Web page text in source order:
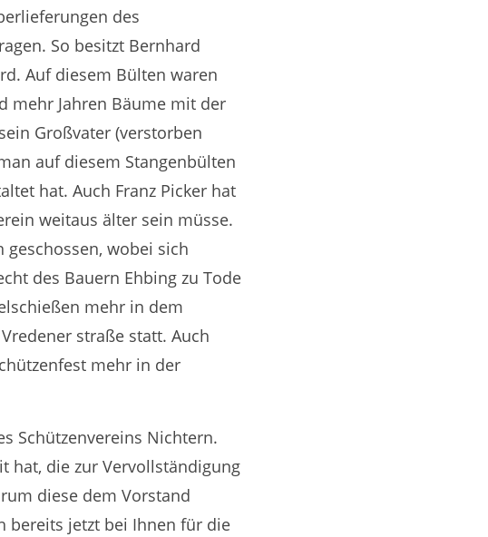
des
So besitzt Bernhard
Auf diesem Bülten waren
mehr Jahren Bäume mit der
Großvater (verstorben
auf diesem Stangenbülten
hat. Auch Franz Picker hat
weitaus älter sein müsse.
wobei sich
des Bauern Ehbing zu Tode
mehr in dem
straße statt. Auch
mehr in der
Schützenvereins Nichtern.
hat, die zur Vervollständigung
diese dem Vorstand
bereits jetzt bei Ihnen für die